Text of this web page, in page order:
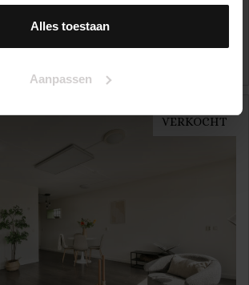
Alles toestaan
Aanpassen
Houwertstraat 39-1
VERKOCHT